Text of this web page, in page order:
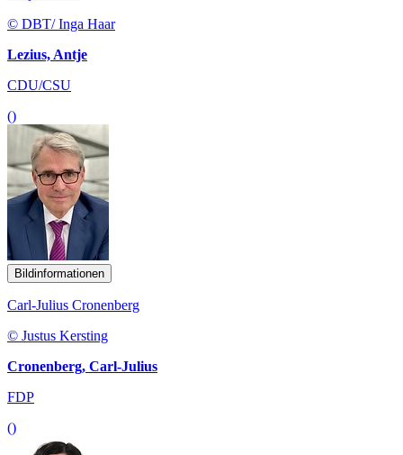
© DBT/ Inga Haar
Lezius, Antje
CDU/CSU
()
Bildinformationen
Carl-Julius Cronenberg
© Justus Kersting
Cronenberg, Carl-Julius
FDP
()